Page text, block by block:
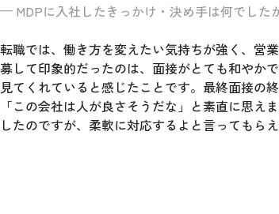
MDPに入社したきっかけ・決め手は何でした
転職では、働き方を変えたい気持ちが強く、営
募して印象的だったのは、面接がとても和やか
見てくれていると感じたことです。最終面接の
「この会社は人が良さそうだな」と素直に思
したのですが、柔軟に対応するよと言ってもら